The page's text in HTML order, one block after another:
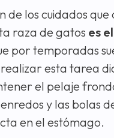
de los cuidados
raza de gatos es
por temporadas
esta tarea
el pelaje
y las bolas
en el estómago.